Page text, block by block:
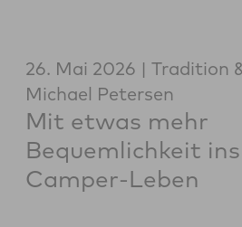
26. Mai 2026
Tradition
Michael Petersen
Mit etwas mehr
Bequemlichkeit
Camper-Leben